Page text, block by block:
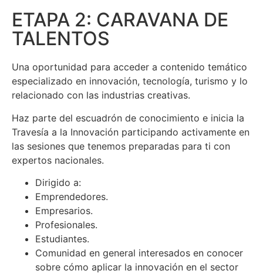
ETAPA 2: CARAVANA DE
TALENTOS
Una oportunidad para acceder a contenido temático
especializado en innovación, tecnología, turismo y lo
relacionado con las industrias creativas.
Haz parte del escuadrón de conocimiento e inicia la
Travesía a la Innovación participando activamente en
las sesiones que tenemos preparadas para ti con
expertos nacionales.
Dirigido a:
Emprendedores.
Empresarios.
Profesionales.
Estudiantes.
Comunidad en general interesados en conocer
sobre cómo aplicar la innovación en el sector